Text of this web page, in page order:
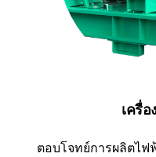
เครื่อ
ตอบโจทย์การผลิตไฟ